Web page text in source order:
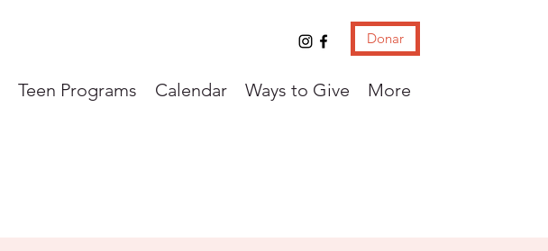
Donar
Teen Programs Calendar Ways to Give More